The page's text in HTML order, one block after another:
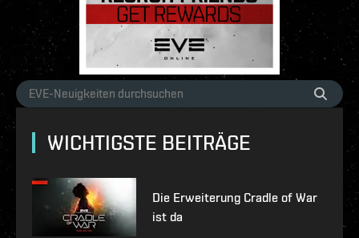
WICHTIGSTE BEITRÄGE
Die Erweiterung Cradle of War
ist da